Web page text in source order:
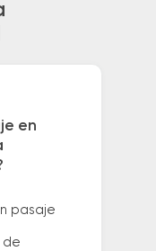
en
pasaje
de